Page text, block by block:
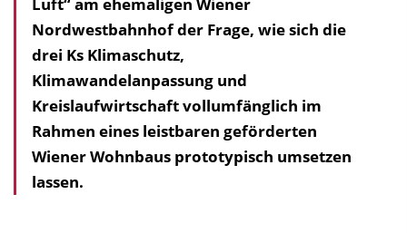
Nordwestbahnhof der Frage, wie sich die
drei Ks Klimaschutz,
Klimawandelanpassung und
Kreislaufwirtschaft vollumfänglich im
Rahmen eines leistbaren geförderten
Wiener Wohnbaus prototypisch umsetzen
lassen.